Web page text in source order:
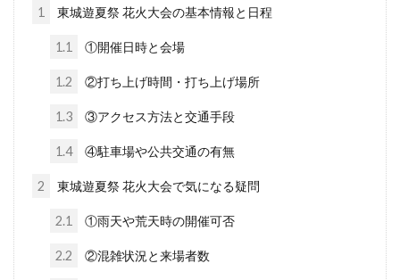
1 東城遊夏祭 花火大会の基本情報と日程
1.1 ①開催日時と会場
1.2 ②打ち上げ時間・打ち上げ場所
1.3 ③アクセス方法と交通手段
1.4 ④駐車場や公共交通の有無
2 東城遊夏祭 花火大会で気になる疑問
2.1 ①雨天や荒天時の開催可否
2.2 ②混雑状況と来場者数